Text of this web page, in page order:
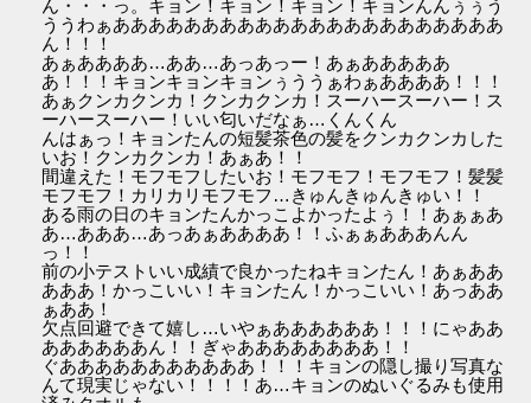
ん・・・っ。キョン！キョン！キョン！キョンんんぅぅう
ううわぁああああああああああああああああああああああ
ん！！！
あぁああああ…ああ…あっあっー！あぁあああああ
あ！！！キョンキョンキョンぅううぁわぁああああ！！！
あぁクンカクンカ！クンカクンカ！スーハースーハー！ス
ーハースーハー！いい匂いだなぁ…くんくん
んはぁっ！キョンたんの短髪茶色の髪をクンカクンカした
いお！クンカクンカ！あぁあ！！
間違えた！モフモフしたいお！モフモフ！モフモフ！髪髪
モフモフ！カリカリモフモフ…きゅんきゅんきゅい！！
ある雨の日のキョンたんかっこよかったよぅ！！あぁぁあ
あ…あああ…あっあぁああああ！！ふぁぁあああんん
っ！！
前の小テストいい成績で良かったねキョンたん！あぁああ
あああ！かっこいい！キョンたん！かっこいい！あっああ
ぁああ！
欠点回避できて嬉し…いやぁああああああ！！！にゃああ
ああああああん！！ぎゃああああああああ！！
ぐあああああああああああ！！！キョンの隠し撮り写真な
んて現実じゃない！！！！あ…キョンのぬいぐるみも使用